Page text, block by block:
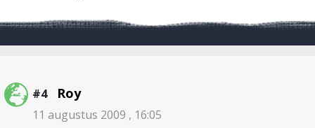
#4 Roy
11 augustus 2009 , 16:05